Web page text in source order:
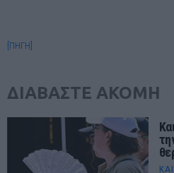
[ΠΗΓΗ]
ΔΙΑΒΑΣΤΕ ΑΚΟΜΗ